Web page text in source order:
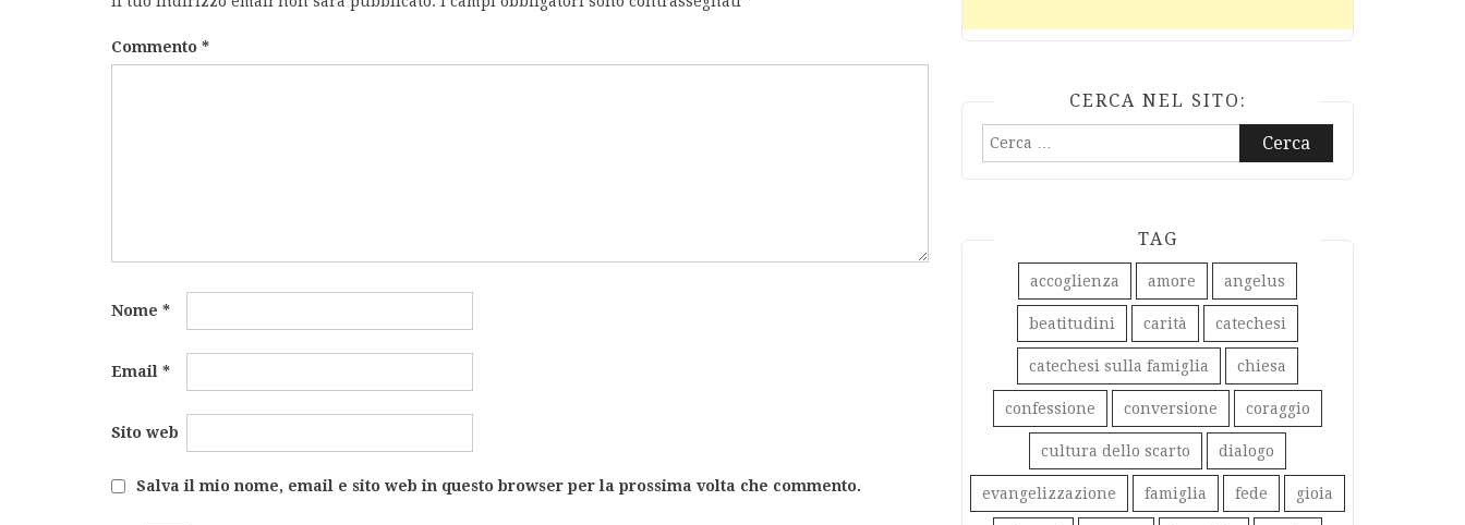
Commento *
Nome *
Email *
Sito web
Salva il mio nome, email e sito web in questo browser per la prossima volta che commento.
CERCA NEL SITO:
Ricerca
TAG
accoglienza amore angelus
beatitudini carità catechesi
catechesi sulla famiglia chiesa
confessione conversione coraggio
cultura dello scarto dialogo
evangelizzazione famiglia fede gioia